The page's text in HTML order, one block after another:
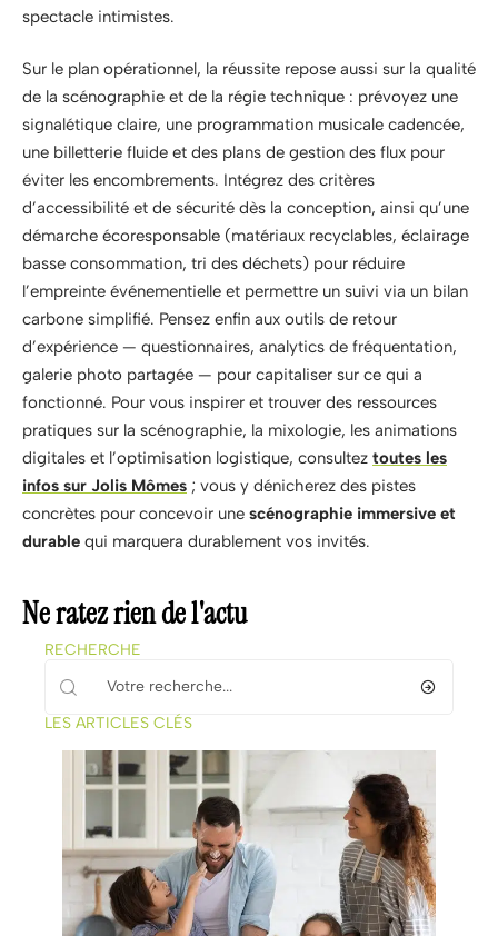
spectacle intimistes.
Sur le plan opérationnel, la réussite repose aussi sur la qualité
de la scénographie et de la régie technique : prévoyez une
signalétique claire, une programmation musicale cadencée,
une billetterie fluide et des plans de gestion des flux pour
éviter les encombrements. Intégrez des critères
d’accessibilité et de sécurité dès la conception, ainsi qu’une
démarche écoresponsable (matériaux recyclables, éclairage
basse consommation, tri des déchets) pour réduire
l’empreinte événementielle et permettre un suivi via un bilan
carbone simplifié. Pensez enfin aux outils de retour
d’expérience — questionnaires, analytics de fréquentation,
galerie photo partagée — pour capitaliser sur ce qui a
fonctionné. Pour vous inspirer et trouver des ressources
pratiques sur la scénographie, la mixologie, les animations
digitales et l’optimisation logistique, consultez toutes les
infos sur Jolis Mômes ; vous y dénicherez des pistes
concrètes pour concevoir une scénographie immersive et
durable qui marquera durablement vos invités.
Ne ratez rien de l'actu
RECHERCHE
LES ARTICLES CLÉS